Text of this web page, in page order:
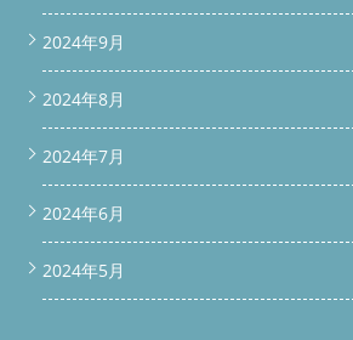
2024年9月
2024年8月
2024年7月
2024年6月
2024年5月